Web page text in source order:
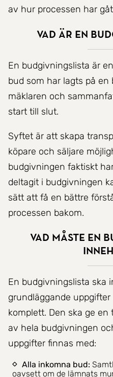
av hur processen har
Vad är en
En budgivningslista är
bud som har lagts på en
mäklaren och
start till slut.
Syftet är att skapa
köpare och säljare
budgivningen faktiskt
deltagit i budgivningen
sätt att få en bättre
processen bakom.
Vad måste en
En budgivningslista ska
grundläggande
komplett. Den ska ge
av hela budgivningen
uppgifter finnas med:
Alla inkomna bud:
oavsett om de lämnats